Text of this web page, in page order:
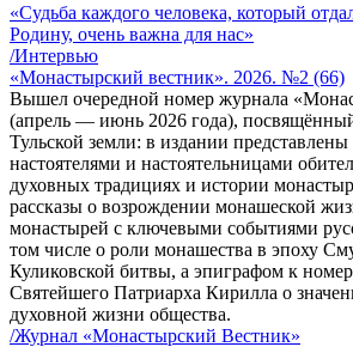
«Судьба каждого человека, который
Родину, очень важна для нас»
/Интервью
«Монастырский вестник». 2026. №2 (66)
Вышел очередной номер журнала
(апрель — июнь 2026 года),
Тульской земли: в издании
настоятелями и настоятельницами
духовных традициях и истории
рассказы о возрождении монашеской
монастырей с ключевыми событиями
том числе о роли монашества в эпоху
Куликовской битвы, а эпиграфом к
Святейшего Патриарха Кирилла о
духовной жизни общества.
/Журнал «Монастырский Вестник»